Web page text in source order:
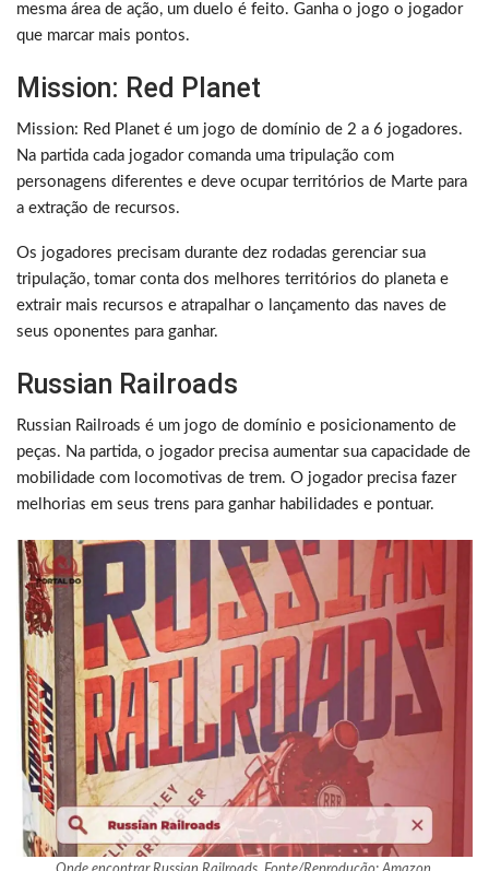
mesma área de ação, um duelo é feito. Ganha o jogo o jogador
que marcar mais pontos.
Mission: Red Planet
Mission: Red Planet é um jogo de domínio de 2 a 6 jogadores.
Na partida cada jogador comanda uma tripulação com
personagens diferentes e deve ocupar territórios de Marte para
a extração de recursos.
Os jogadores precisam durante dez rodadas gerenciar sua
tripulação, tomar conta dos melhores territórios do planeta e
extrair mais recursos e atrapalhar o lançamento das naves de
seus oponentes para ganhar.
Russian Railroads
Russian Railroads é um jogo de domínio e posicionamento de
peças. Na partida, o jogador precisa aumentar sua capacidade de
mobilidade com locomotivas de trem. O jogador precisa fazer
melhorias em seus trens para ganhar habilidades e pontuar.